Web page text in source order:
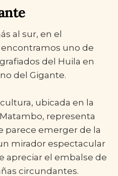
al sur, en el
uno de
del Huila en
del Gigante.
ubicada en la
representa
parece emerger de la
mirador espectacular
apreciar el embalse de
circundantes.